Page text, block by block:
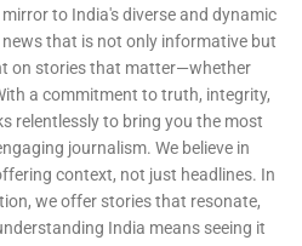
to India's diverse and dynamic
that is not only informative but
on stories that matter—whether
a commitment to truth, integrity,
relentlessly to bring you the most
journalism. We believe in
context, not just headlines. In
we offer stories that resonate,
India means seeing it